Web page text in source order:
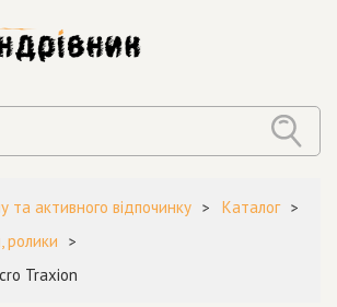
та активного відпочинку
Каталог
ролики
Traxion